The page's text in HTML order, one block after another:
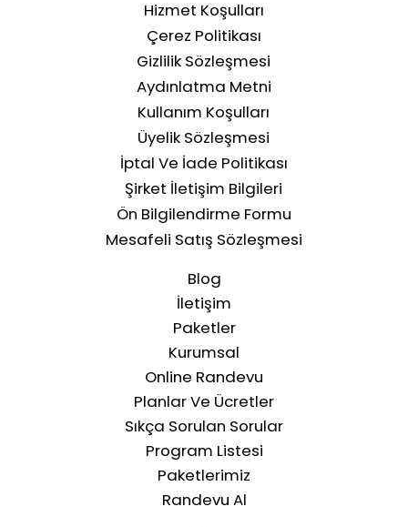
Hizmet Koşulları
Çerez Politikası
Gizlilik Sözleşmesi
Aydınlatma Metni
Kullanım Koşulları
Üyelik Sözleşmesi
İptal Ve İade Politikası
Şirket İletişim Bilgileri
Ön Bilgilendirme Formu
Mesafeli Satış Sözleşmesi
Blog
İletişim
Paketler
Kurumsal
Online Randevu
Planlar Ve Ücretler
Sıkça Sorulan Sorular
Program Listesi
Paketlerimiz
Randevu Al